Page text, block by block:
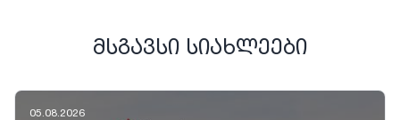
ᲛᲡᲒᲐᲕᲡᲘ ᲡᲘᲐᲮᲚᲔᲔᲑᲘ
05.08.2026